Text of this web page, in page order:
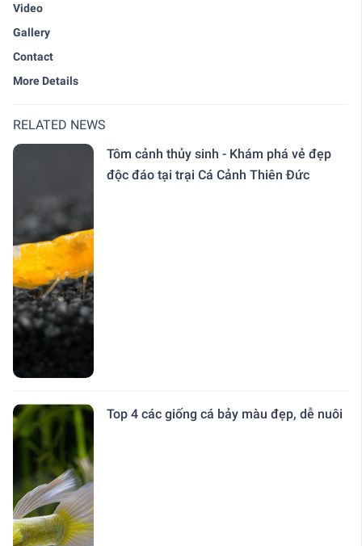
Video
Gallery
Contact
More Details
RELATED NEWS
Tôm cảnh thủy sinh - Khám phá vẻ đẹp
độc đáo tại trại Cá Cảnh Thiên Đức
Top 4 các giống cá bảy màu đẹp, dễ nuôi